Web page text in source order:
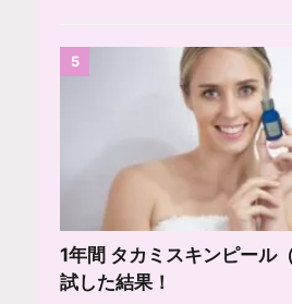
5
1年間 タカミスキンピール
試した結果！